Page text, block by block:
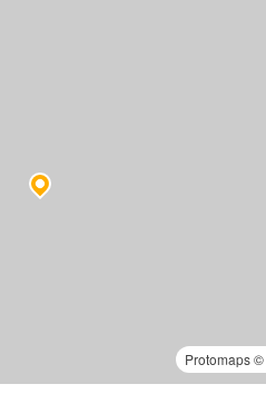
Protomaps©